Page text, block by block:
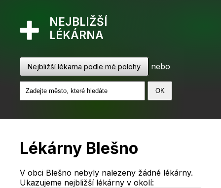
NEJBLIŽŠÍ
LÉKÁRNA
Nejbližší lékarna podle mé polohy nebo
Lékárny Blešno
V obci Blešno nebyly nalezeny žádné lékárny.
Ukazujeme nejbližší lékárny v okolí: